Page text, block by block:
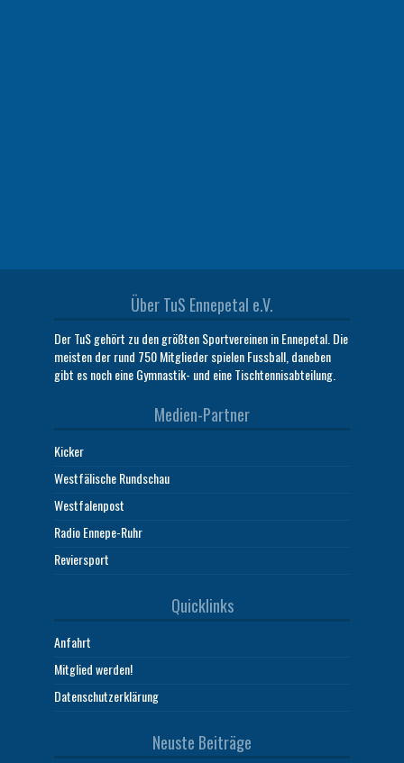
Über TuS Ennepetal e.V.
Der TuS gehört zu den größten Sportvereinen in Ennepetal. Die
meisten der rund 750 Mitglieder spielen Fussball, daneben
gibt es noch eine Gymnastik- und eine Tischtennisabteilung.
Medien-Partner
Kicker
Westfälische Rundschau
Westfalenpost
Radio Ennepe-Ruhr
Reviersport
Quicklinks
Anfahrt
Mitglied werden!
Datenschutzerklärung
Neuste Beiträge